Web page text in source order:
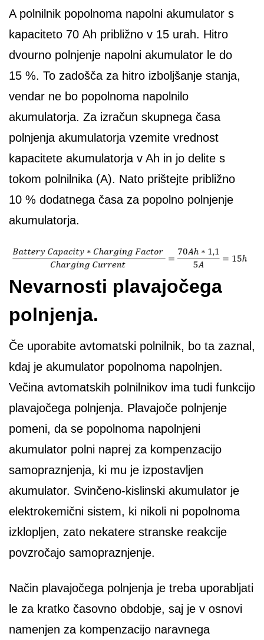
A polnilnik popolnoma napolni akumulator s
kapaciteto 70 Ah približno v 15 urah. Hitro
dvourno polnjenje napolni akumulator le do
15 %. To zadošča za hitro izboljšanje stanja,
vendar ne bo popolnoma napolnilo
akumulatorja. Za izračun skupnega časa
polnjenja akumulatorja vzemite vrednost
kapacitete akumulatorja v Ah in jo delite s
tokom polnilnika (A). Nato prištejte približno
10 % dodatnega časa za popolno polnjenje
akumulatorja.
Nevarnosti plavajočega
polnjenja.
Če uporabite avtomatski polnilnik, bo ta zaznal,
kdaj je akumulator popolnoma napolnjen.
Večina avtomatskih polnilnikov ima tudi funkcijo
plavajočega polnjenja. Plavajoče polnjenje
pomeni, da se popolnoma napolnjeni
akumulator polni naprej za kompenzacijo
samopraznjenja, ki mu je izpostavljen
akumulator. Svinčeno-kislinski akumulator je
elektrokemični sistem, ki nikoli ni popolnoma
izklopljen, zato nekatere stranske reakcije
povzročajo samopraznjenje.
Način plavajočega polnjenja je treba uporabljati
le za kratko časovno obdobje, saj je v osnovi
namenjen za kompenzacijo naravnega